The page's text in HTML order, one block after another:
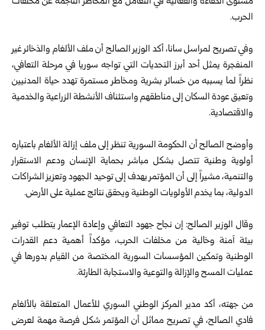
‏الحرب.‏
وفي تصريح لمراسل سانا، أكد الوزير الصالح أن ملف الألغام والذخائر ‏غير
المنفجرة يمثل أحد أبرز التحديات التي تواجه سوريا في مرحلة ‏التعافي،
نظراً لما يسببه من خسائر بشرية ومخاطر مستمرة تهدد حياة ‏المدنيين
وتعيق عودة السكان إلى مناطقهم واستئناف الأنشطة الزراعية ‏والخدمية
والاقتصادية.‏
وأوضح الصالح أن الحكومة السورية تنظر إلى ملف إزالة الألغام باعتباره
‏أولوية وطنية تتصل بشكل مباشر بحماية الإنسان ودعم الاستقرار
والتنمية، ‏مشيراً إلى أن المؤتمر يهدف إلى توحيد الجهود وتعزيز الشراكات
الدولية، بما ‏يخدم الأولويات الوطنية ويحقق نتائج عملية على الأرض.‏
وقال الوزير الصالح: إن نجاح جهود التعافي وإعادة الإعمار يتطلب توفير
‏بيئة آمنة وخالية من مخلفات الحرب، مؤكداً أهمية دعم القدرات
الوطنية ‏وتمكين المؤسسات السورية المختصة من القيام بدورها في
عمليات المسح ‏والإزالة والتوعية والاستجابة الطارئة.‏
من جهته، أكد مدير المركز الوطني السوري للأعمال المتعلقة بالألغام
فادي ‏الصالح، في تصريح مماثل أن المؤتمر شكل فرصة مهمة لعرض